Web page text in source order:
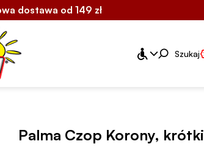
dostawa od 149 zł
Szukaj
Palma Czop Korony, krótki